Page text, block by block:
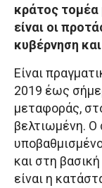
κράτος τομέα
είναι οι
κυβέρνηση
Είναι
2019 έως
μεταφοράς,
βελτιωμένη. Ο
και στη
είναι η